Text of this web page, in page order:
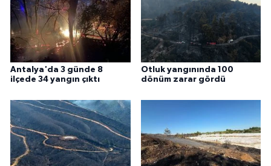
Antalya'da 3 günde 8
ilçede 34 yangın çıktı
Otluk yangınında 100
dönüm zarar gördü